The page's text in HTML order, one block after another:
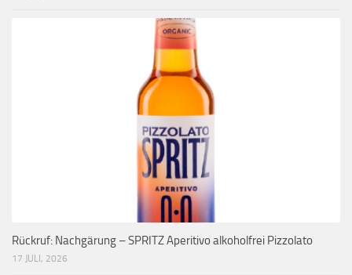
Rückruf: Nachgärung – SPRITZ Aperitivo alkoholfrei Pizzolato
17 JULI, 2026